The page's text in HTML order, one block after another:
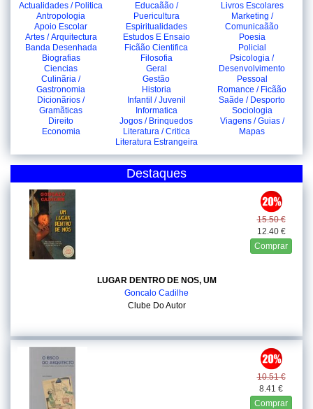
Actualidades / Politica
Antropologia
Apoio Escolar
Artes / Arquitectura
Banda Desenhada
Biografias
Ciencias
Culinãria /
Gastronomia
Dicionãrios /
Gramãticas
Direito
Economia
Educaãão /
Puericultura
Espiritualidades
Estudos E Ensaio
Ficãão Cientifica
Filosofia
Geral
Gestão
Historia
Infantil / Juvenil
Informatica
Jogos / Brinquedos
Literatura / Critica
Literatura Estrangeira
Livros Escolares
Marketing /
Comunicaãão
Poesia
Policial
Psicologia /
Desenvolvimento
Pessoal
Romance / Ficãão
Saãde / Desporto
Sociologia
Viagens / Guias /
Mapas
Destaques
15.50 €
12.40 €
Comprar
LUGAR DENTRO DE NOS, UM
Goncalo Cadilhe
Clube Do Autor
10.51 €
8.41 €
Comprar